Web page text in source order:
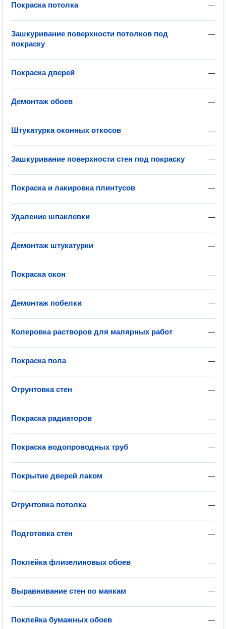
—
Покраска потолка
—
Зашкуривание поверхности потолков под
покраску
—
Покраска дверей
—
Демонтаж обоев
—
Штукатурка оконных откосов
—
Зашкуривание поверхности стен под покраску
—
Покраска и лакировка плинтусов
—
Удаление шпаклевки
—
Демонтаж штукатурки
—
Покраска окон
—
Демонтаж побелки
—
Колеровка растворов для малярных работ
—
Покраска пола
—
Огрунтовка стен
—
Покраска радиаторов
—
Покраска водопроводных труб
—
Покрытие дверей лаком
—
Огрунтовка потолка
—
Подготовка стен
—
Поклейка флизелиновых обоев
—
Выравнивание стен по маякам
—
Поклейка бумажных обоев